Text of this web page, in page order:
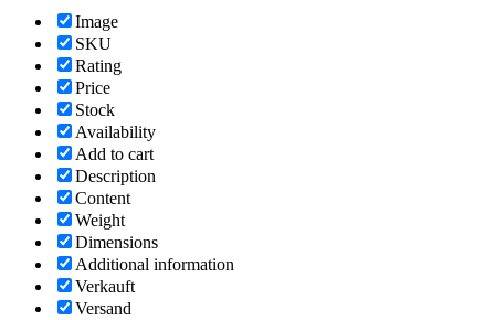
Image
SKU
Rating
Price
Stock
Availability
Add to cart
Description
Content
Weight
Dimensions
Additional information
Verkauft
Versand